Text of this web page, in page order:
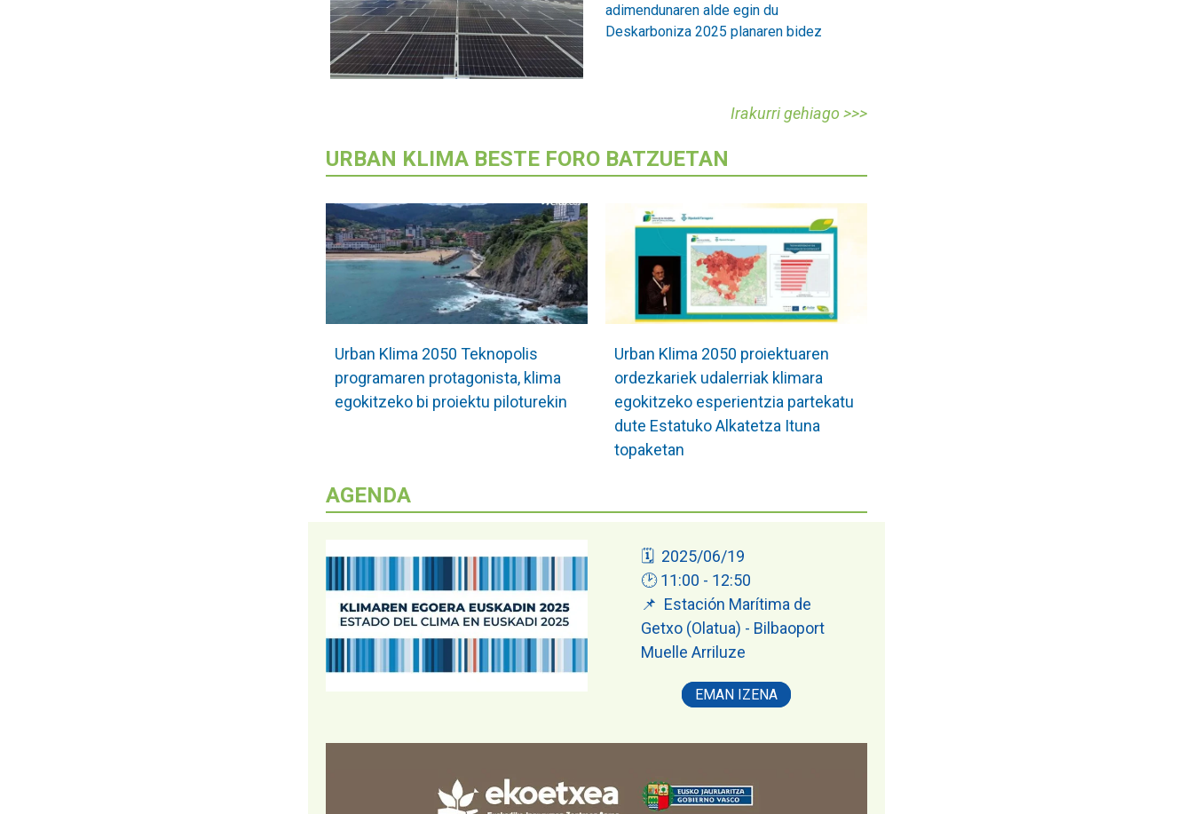
adimendunaren alde egin du
Deskarboniza 2025 planaren bidez
Irakurri gehiago >>>
URBAN KLIMA BESTE FORO BATZUETAN
Urban Klima 2050 Teknopolis
programaren protagonista, klima
egokitzeko bi proiektu piloturekin
Urban Klima 2050 proiektuaren
ordezkariek udalerriak klimara
egokitzeko esperientzia partekatu
dute Estatuko Alkatetza Ituna
topaketan
AGENDA
🗓️ 2025/06/19
🕑 11:00 - 12:50
📌 Estación Marítima de
Getxo (Olatua) - Bilbaoport
Muelle Arriluze
EMAN IZENA